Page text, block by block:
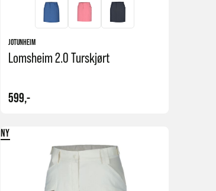
JOTUNHEIM
Lomsheim 2.0 Turskjørt
599,-
NY